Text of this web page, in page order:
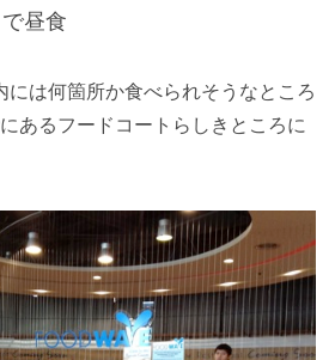
で昼食
には何箇所か食べられそうなところ
あるフードコートらしきところに